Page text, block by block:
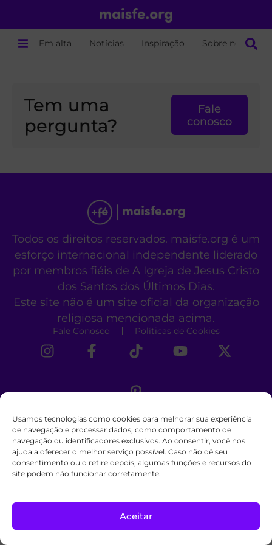
Usamos tecnologias como cookies para melhorar sua experiência
de navegação e processar dados, como comportamento de
navegação ou identificadores exclusivos. Ao consentir, você nos
ajuda a oferecer o melhor serviço possível. Caso não dê seu
consentimento ou o retire depois, algumas funções e recursos do
site podem não funcionar corretamente.
Aceitar
Em alta Notícias Inspiração Sobre nós
Tem uma
pergunta?
Fale
conosco
Todos os direitos reservados. maisfe.org é um
esforço internacional independente liderado
por membros fiéis de A Igreja de Jesus Cristo
dos Santos dos Últimos Dias.
Este site não é um site oficial da organização
religiosa mencionada acima.
Fale Conosco Políticas de Cookies